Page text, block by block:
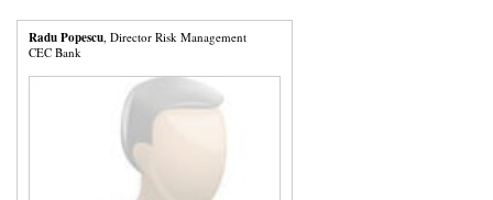
Radu Popescu , Director Risk Management
CEC Bank